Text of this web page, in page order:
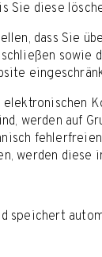
Sie diese
dass Sie
sowie
elektronischen
werden auf
werden diese
speichert